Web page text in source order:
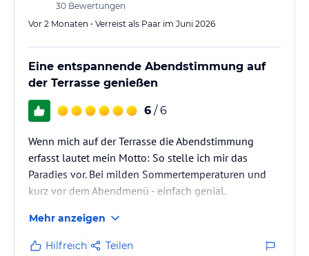
30 Bewertungen
Vor 2 Monaten • Verreist als Paar im Juni 2026
Eine entspannende Abendstimmung auf
der Terrasse genießen
6 / 6
Wenn mich auf der Terrasse die Abendstimmung
erfasst lautet mein Motto: So stelle ich mir das
Paradies vor. Bei milden Sommertemperaturen und
kurz vor dem Abendmenü - einfach genial.
Mehr anzeigen
Hilfreich Teilen